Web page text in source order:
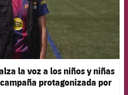
la voz a los niños y niñas
protagonizada por